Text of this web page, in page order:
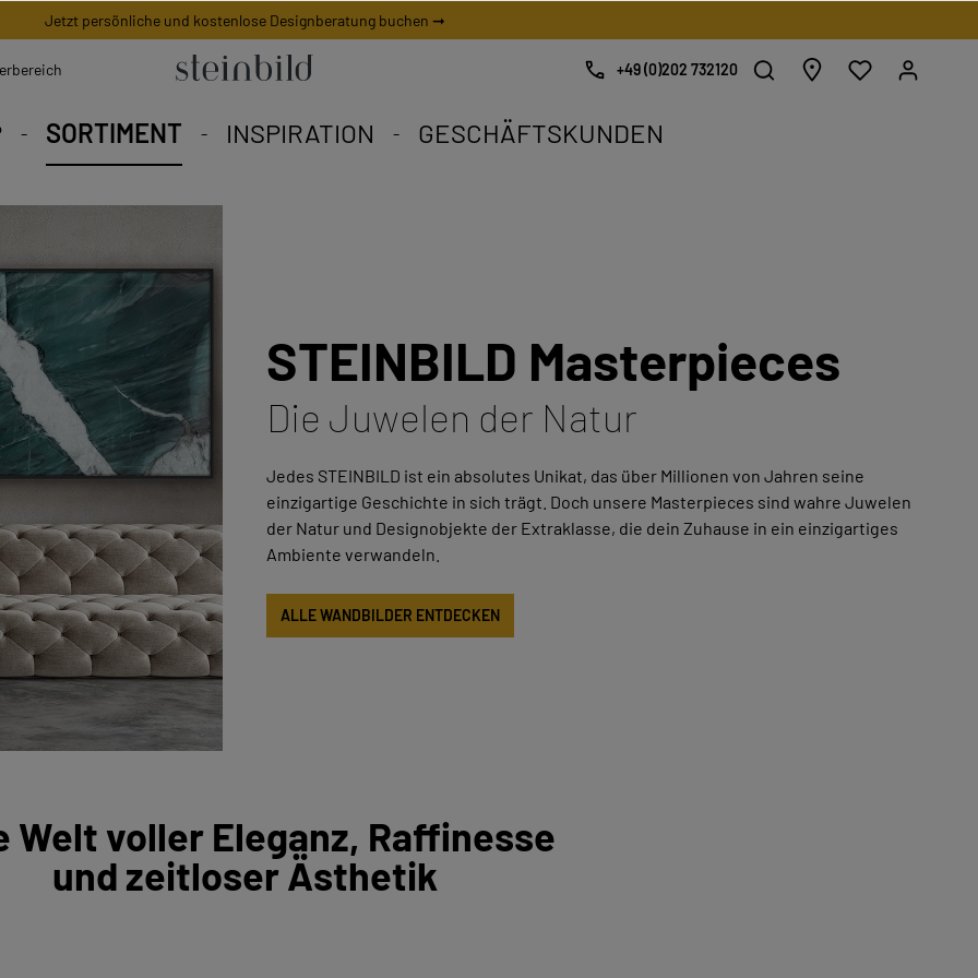
Jetzt persönliche und kostenlose Designberatung buchen ➞
+49 (0)202 732120
SORTIMENT INSPIRATION GESCHÄFTSKUNDEN
Bild ist ein weltweites Unikat.
Vielfalt zum Verlieben.
Angebote.
STEINBILD Masterpieces
Die Juwelen der Natur
Jedes STEINBILD ist ein absolutes Unikat, das über Millionen von Jahren seine
einzigartige Geschichte in sich trägt. Doch unsere Masterpieces sind wahre Juwelen
der Natur und Designobjekte der Extraklasse, die dein Zuhause in ein einzigartiges
Ambiente verwandeln.
ALLE WANDBILDER ENTDECKEN
Welt voller Eleganz, Raffinesse
und zeitloser Ästhetik